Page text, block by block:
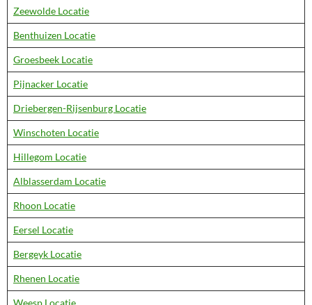
Zeewolde Locatie
Benthuizen Locatie
Groesbeek Locatie
Pijnacker Locatie
Driebergen-Rijsenburg Locatie
Winschoten Locatie
Hillegom Locatie
Alblasserdam Locatie
Rhoon Locatie
Eersel Locatie
Bergeyk Locatie
Rhenen Locatie
Weesp Locatie